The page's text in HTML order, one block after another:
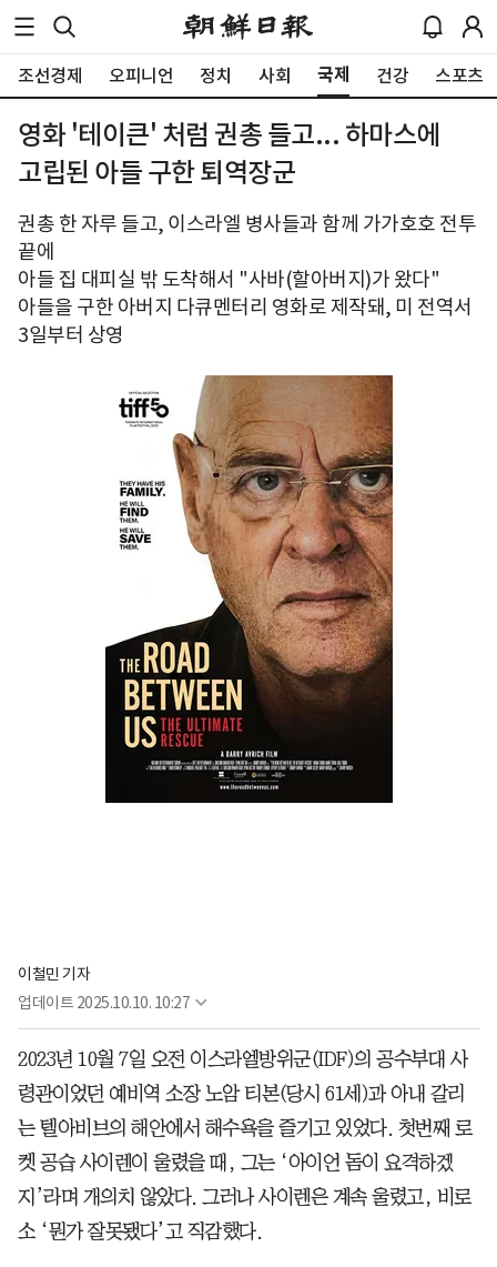
조선경제 오피니언 정치 사회 국제 건강 스포츠
영화 '테이큰' 처럼 권총 들고... 하마스에
고립된 아들 구한 퇴역장군
권총 한 자루 들고, 이스라엘 병사들과 함께 가가호호 전투
끝에
아들 집 대피실 밖 도착해서 "사바(할아버지)가 왔다"
아들을 구한 아버지 다큐멘터리 영화로 제작돼, 미 전역서
3일부터 상영
이철민 기자
업데이트 2025.10.10. 10:27
2023년 10월 7일 오전 이스라엘방위군(IDF)의 공수부대 사
령관이었던 예비역 소장 노암 티본(당시 61세)과 아내 갈리
는 텔아비브의 해안에서 해수욕을 즐기고 있었다. 첫번째 로
켓 공습 사이렌이 울렸을 때, 그는 ‘아이언 돔이 요격하겠
지’라며 개의치 않았다. 그러나 사이렌은 계속 울렸고, 비로
소 ‘뭔가 잘못됐다’고 직감했다.